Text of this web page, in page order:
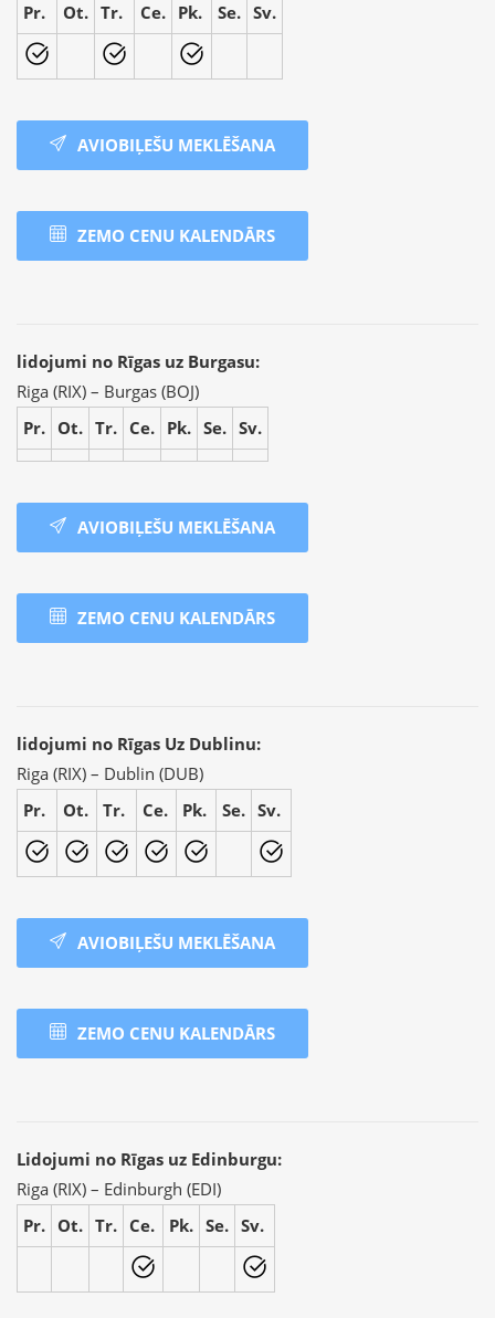
Pr.
Ot. Tr. Ce. Pk. Se. Sv.
AVIOBIĻEŠU MEKLĒŠANA
ZEMO CENU KALENDĀRS
lidojumi no Rīgas uz Burgasu:
Riga (RIX) – Burgas (BOJ)
Pr. Ot. Tr. Ce. Pk. Se. Sv.
AVIOBIĻEŠU MEKLĒŠANA
ZEMO CENU KALENDĀRS
lidojumi no Rīgas Uz Dublinu:
Riga (RIX) – Dublin (DUB)
Pr.
Ot. Tr. Ce. Pk. Se. Sv.
AVIOBIĻEŠU MEKLĒŠANA
ZEMO CENU KALENDĀRS
Lidojumi no Rīgas uz Edinburgu:
Riga (RIX) – Edinburgh (EDI)
Pr. Ot. Tr. Ce. Pk. Se. Sv.